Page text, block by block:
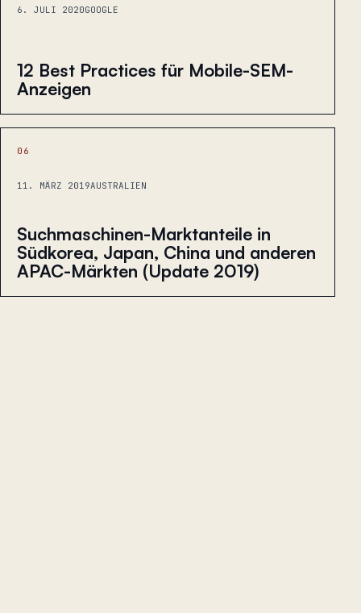
6. JULI 2020GOOGLE
12 Best Practices für Mobile-SEM-
Anzeigen
06
11. MÄRZ 2019AUSTRALIEN
Suchmaschinen-Marktanteile in
Südkorea, Japan, China und anderen
APAC-Märkten (Update 2019)